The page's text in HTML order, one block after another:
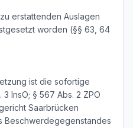
erstattenden Auslagen
worden (§§ 63, 64
ist die sofortige
InsO; § 567 Abs. 2 ZPO
Saarbrücken
Beschwerdegegenstandes